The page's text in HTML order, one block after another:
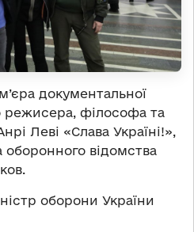
документальної
режисера, філософа та
Леві «Слава Україні!»,
оборонного відомства
оборони України